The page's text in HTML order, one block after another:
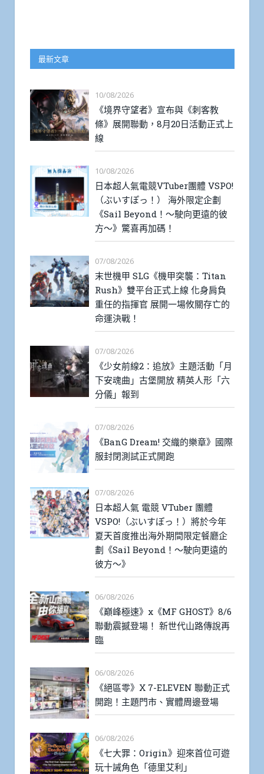
最新文章
10/08/2026
《境界守望者》宣布與《刺客教
條》展開聯動，8月20日活動正式上
線
10/08/2026
日本超人氣電競VTuber團體 VSPO!
（ぶいすぽっ！） 海外限定企劃
《Sail Beyond！～駛向更遠的彼
方～》驚喜再加碼！
07/08/2026
末世機甲 SLG《機甲突襲：Titan
Rush》雙平台正式上線 化身肩負
重任的指揮官 展開一場攸關存亡的
命運決戰！
07/08/2026
《少女前線2：追放》主題活動「月
下安魂曲」古堡開放 精英人形「六
分儀」報到
07/08/2026
《BanG Dream! 交織的樂章》國際
服封閉測試正式開跑
07/08/2026
日本超人氣 電競 VTuber 團體
VSPO!（ぶいすぽっ！）將於今年
夏天首度推出海外期間限定餐廳企
劃《Sail Beyond！～駛向更遠的
彼方～》
06/08/2026
《巔峰極速》x《MF GHOST》8/6
聯動震撼登場！ 新世代山路傳說再
臨
06/08/2026
《絕區零》X 7-ELEVEN 聯動正式
開跑！主題門市、實體周邊登場
06/08/2026
《七大罪：Origin》迎來首位可遊
玩十誡角色「德里艾利」